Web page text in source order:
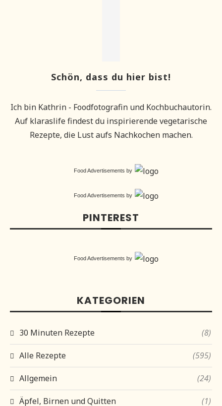
Schön, dass du hier bist!
Ich bin Kathrin - Foodfotografin und Kochbuchautorin.
Auf klaraslife findest du inspirierende vegetarische
Rezepte, die Lust aufs Nachkochen machen.
Food Advertisements by
Food Advertisements by
PINTEREST
Food Advertisements by
KATEGORIEN
30 Minuten Rezepte (8)
Alle Rezepte (595)
Allgemein (24)
Äpfel, Birnen und Quitten (1)